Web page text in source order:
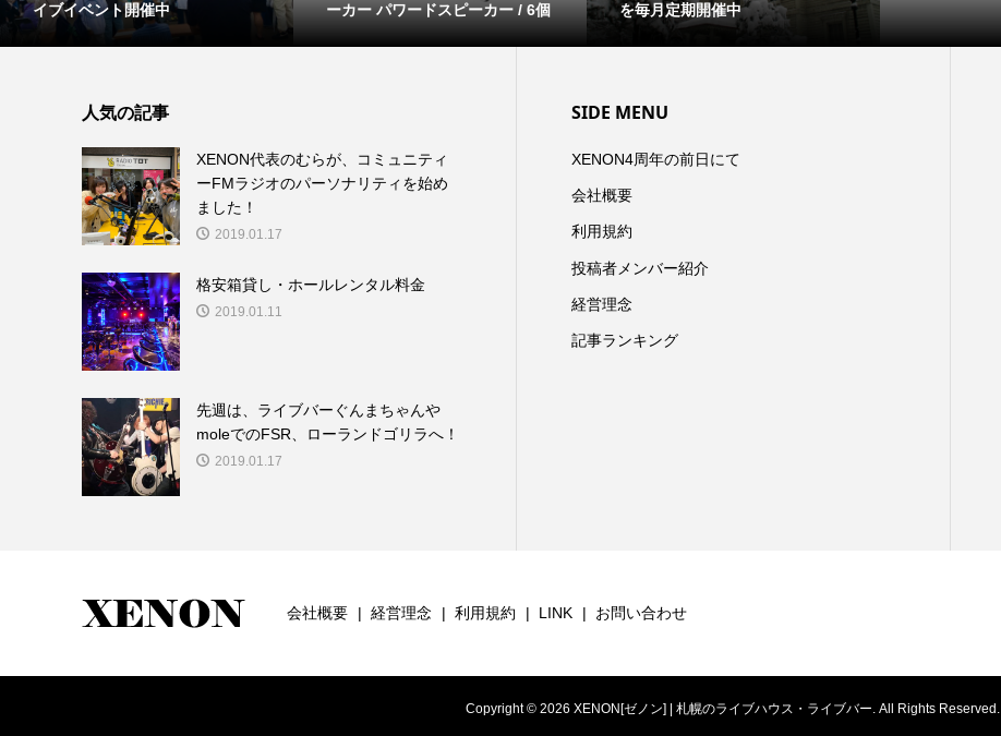
イブイベント開催中
ーカー パワードスピーカー / 6個
を毎月定期開催中
人気の記事
XENON代表のむらが、コミュニティ
ーFMラジオのパーソナリティを始め
ました！
2019.01.17
格安箱貸し・ホールレンタル料金
2019.01.11
先週は、ライブバーぐんまちゃんや
moleでのFSR、ローランドゴリラへ！
2019.01.17
SIDE MENU
XENON4周年の前日にて
会社概要
利用規約
投稿者メンバー紹介
経営理念
記事ランキング
会社概要 経営理念 利用規約 LINK お問い合わせ
Copyright © 2026 XENON[ゼノン] | 札幌のライブハウス・ライブバー. All Rights Reserved.